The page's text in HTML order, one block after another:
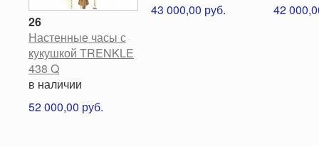
26
Настенные часы с
кукушкой TRENKLE
438 Q
в наличии
52 000,00 руб.
43 000,00 руб.
42